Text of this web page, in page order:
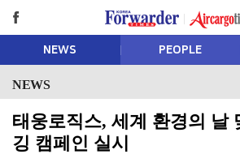
NEWS PEOPLE
NEWS
태웅로직스, 세계 환경의 날
깅 캠페인 실시